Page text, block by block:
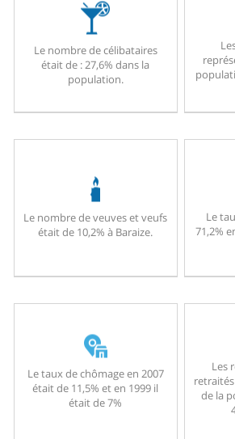
Le nombre de célibataires
était de : 27,6% dans la
population.
Le nombre de veuves et veufs
était de 10,2% à Baraize.
Le
71,2%
Le taux de chômage en 2007
était de 11,5% et en 1999 il
était de 7%
Les
de la